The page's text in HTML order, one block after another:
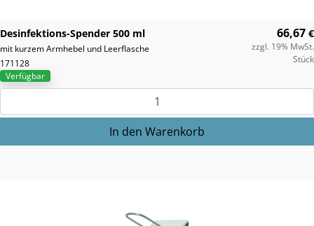
Desinfektions-Spender 500 ml
mit kurzem Armhebel und Leerflasche
171128
66,67 €
zzgl. 19% MwSt.
Stück
Verfügbar